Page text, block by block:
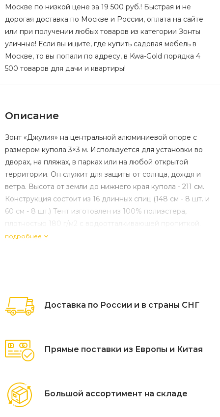
Москве по низкой цене за 19 500 руб.! Быстрая и не
дорогая доставка по Москве и России, оплата на сайте
или при получении любых товаров из категории Зонты
уличные! Если вы ищите, где купить садовая мебель в
Москве, то вы попали по адресу, в Kwa-Gold порядка 4
500 товаров для дачи и квартиры!
Описание
Зонт «Джулия» на центральной алюминиевой опоре с
размером купола 3×3 м. Используется для установки во
дворах, на пляжах, в парках или на любой открытой
территории. Он служит для защиты от солнца, дождя и
ветра. Высота от земли до нижнего края купола - 211 см.
Конструкция состоит из 16 длинных спиц (148 см - 8 шт. и
60 см - 8 шт.) Тент изготовлен из 100% полиэстера,
плотностью 180 г/м2 с водоотталкивающей пропиткой.
Металлическая телескопическая стойка Ø38 мм.
подробнее
Доставка по России и в страны СНГ
Прямые поставки из Европы и Китая
Большой ассортимент на складе